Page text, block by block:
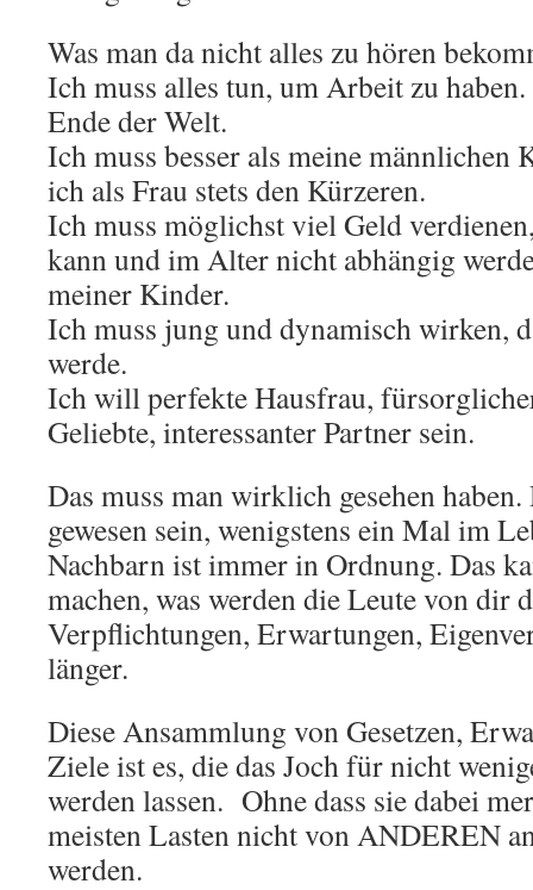
Was man da nicht alles zu hören
Ich muss alles tun, um Arbeit zu
Ende der Welt.
Ich muss besser als meine männlichen
ich als Frau stets den Kürzeren.
Ich muss möglichst viel Geld
kann und im Alter nicht abhängig
meiner Kinder.
Ich muss jung und dynamisch wirken,
werde.
Ich will perfekte Hausfrau,
Geliebte, interessanter Partner sein.
Das muss man wirklich gesehen
gewesen sein, wenigstens ein Mal im
Nachbarn ist immer in Ordnung. Das
machen, was werden die Leute von dir
Verpflichtungen, Erwartungen,
länger.
Diese Ansammlung von Gesetzen,
Ziele ist es, die das Joch für nicht
werden lassen. Ohne dass sie dabei
meisten Lasten nicht von ANDEREN
werden.